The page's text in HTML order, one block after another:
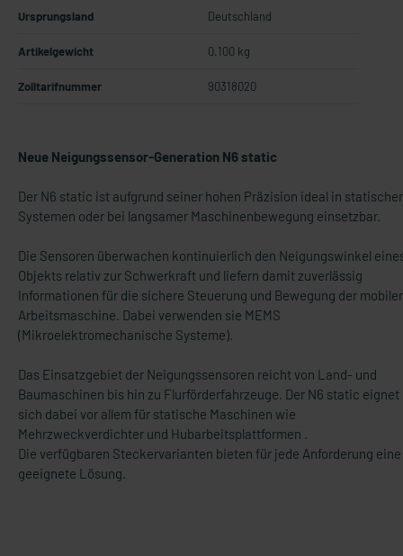
Ursprungsland Deutschland
Artikelgewicht 0.100 kg
Zolltarifnummer 90318020
Neue Neigungssensor-Generation N6 static
Der N6 static ist aufgrund seiner hohen Präzision ideal in
Systemen oder bei langsamer Maschinenbewegung einsetzbar.
Die Sensoren überwachen kontinuierlich den Neigungswinkel
Objekts relativ zur Schwerkraft und liefern damit zuverlässig
Informationen für die sichere Steuerung und Bewegung der
Arbeitsmaschine. Dabei verwenden sie MEMS
(Mikroelektromechanische Systeme).
Das Einsatzgebiet der Neigungssensoren reicht von Land- und
Baumaschinen bis hin zu Flurförderfahrzeuge. Der N6 static eignet
sich dabei vor allem für statische Maschinen wie
Mehrzweckverdichter und Hubarbeitsplattformen .
Die verfügbaren Steckervarianten bieten für jede Anforderung eine
geeignete Lösung.